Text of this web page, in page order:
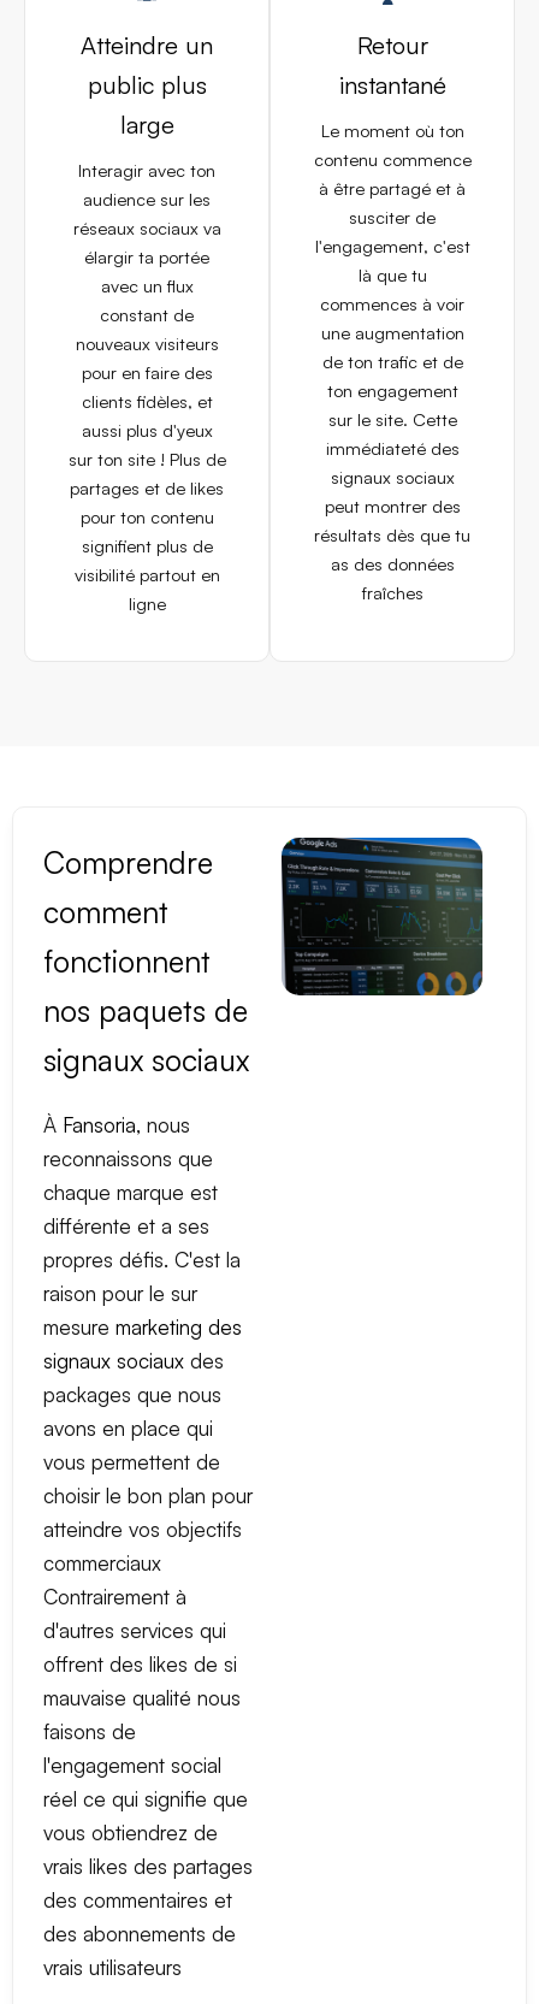
Atteindre un
public plus
large
Interagir avec ton
audience sur les
réseaux sociaux va
élargir ta portée
avec un flux
constant de
nouveaux visiteurs
pour en faire des
clients fidèles, et
aussi plus d'yeux
sur ton site ! Plus de
partages et de likes
pour ton contenu
signifient plus de
visibilité partout en
ligne
Retour
instantané
Le moment où ton
contenu commence
à être partagé et à
susciter de
l'engagement, c'est
là que tu
commences à voir
une augmentation
de ton trafic et de
ton engagement
sur le site. Cette
immédiateté des
signaux sociaux
peut montrer des
résultats dès que tu
as des données
fraîches
Comprendre
comment
fonctionnent
nos paquets de
signaux sociaux
À Fansoria, nous
reconnaissons que
chaque marque est
différente et a ses
propres défis. C'est la
raison pour le sur
mesure marketing des
signaux sociaux des
packages que nous
avons en place qui
vous permettent de
choisir le bon plan pour
atteindre vos objectifs
commerciaux
Contrairement à
d'autres services qui
offrent des likes de si
mauvaise qualité nous
faisons de
l'engagement social
réel ce qui signifie que
vous obtiendrez de
vrais likes des partages
des commentaires et
des abonnements de
vrais utilisateurs